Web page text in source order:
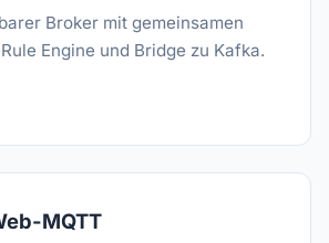
Broker mit gemeinsamen
Engine und Bridge zu Kafka.
MQTT